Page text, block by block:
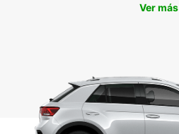
Ver más